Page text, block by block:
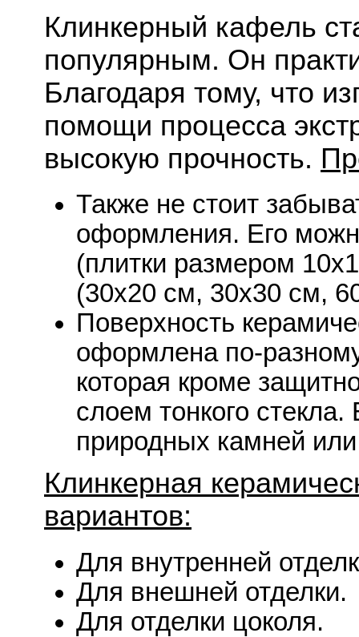
Клинкерный кафель
популярным. Он
Благодаря тому, что
помощи процесса
высокую прочность.
Также не стоит
оформления. Его
(плитки размером
(30х20 см, 30х30 см,
Поверхность
оформлена по-
которая кроме
слоем тонкого
природных камней
Клинкерная
вариантов:
Для внутренней
Для внешней отделки.
Для отделки цоколя.